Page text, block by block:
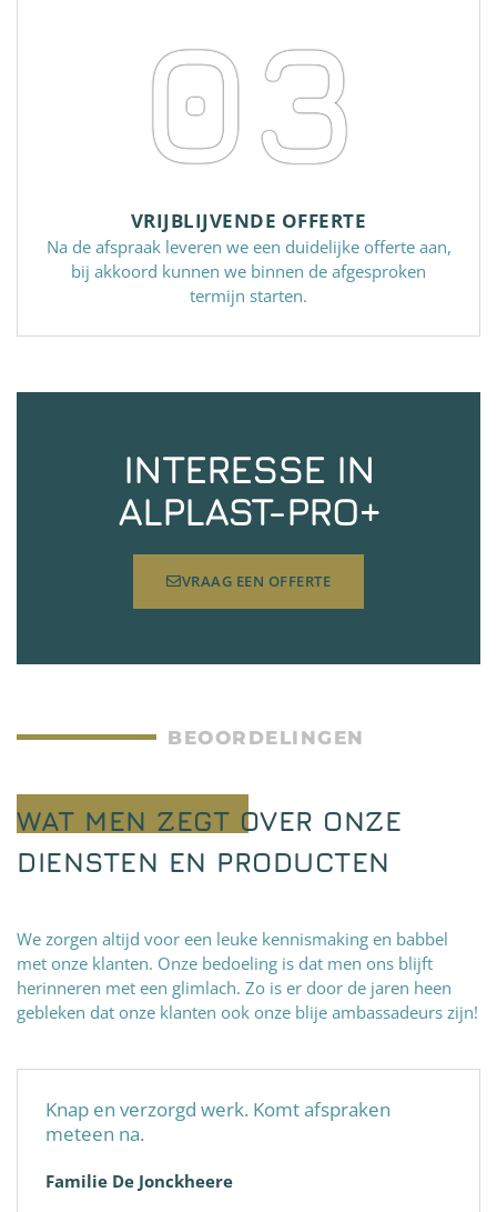
03
VRIJBLIJVENDE OFFERTE
Na de afspraak leveren we een duidelijke offerte aan,
bij akkoord kunnen we binnen de afgesproken
termijn starten.
INTERESSE IN
ALPLAST-PRO+
VRAAG EEN OFFERTE
BEOORDELINGEN
WAT MEN ZEGT OVER ONZE
DIENSTEN EN PRODUCTEN
We zorgen altijd voor een leuke kennismaking en babbel
met onze klanten. Onze bedoeling is dat men ons blijft
herinneren met een glimlach. Zo is er door de jaren heen
gebleken dat onze klanten ook onze blije ambassadeurs zijn!
Knap en verzorgd werk. Komt afspraken
meteen na.
Familie De Jonckheere